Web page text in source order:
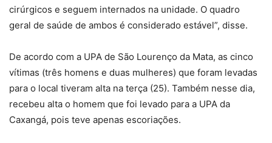
cirúrgicos e seguem internados na unidade. O quadro
geral de saúde de ambos é considerado estável”, disse.
De acordo com a UPA de São Lourenço da Mata, as cinco
vítimas (três homens e duas mulheres) que foram levadas
para o local tiveram alta na terça (25). Também nesse dia,
recebeu alta o homem que foi levado para a UPA da
Caxangá, pois teve apenas escoriações.